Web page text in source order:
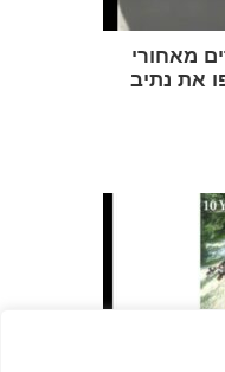
מאחורי
את נתיב